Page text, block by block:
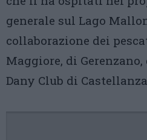
generale sul Lago
collaborazione dei
Maggiore, di
Dany Club di